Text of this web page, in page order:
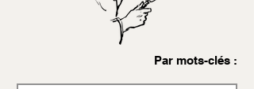
Par mots-clés :